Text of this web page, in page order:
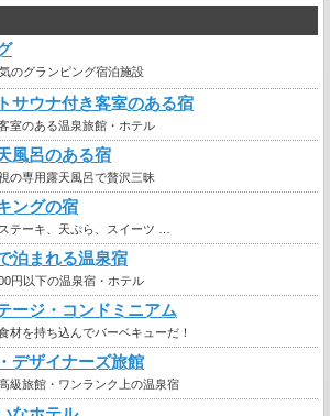
のグランピング宿泊施設
サウナ付き客室のある宿
室のある温泉旅館・ホテル
風呂のある宿
の専用露天風呂で贅沢三昧
ングの宿
テーキ、天ぷら、スイーツ …
泊まれる温泉宿
円以下の温泉宿・ホテル
ージ・コンドミニアム
材を持ち込んでバーベキューだ！
デザイナーズ旅館
級旅館・ワンランク上の温泉宿